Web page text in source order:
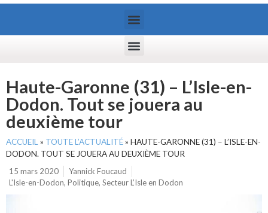
Haute-Garonne (31) – L’Isle-en-
Dodon. Tout se jouera au
deuxième tour
ACCUEIL » TOUTE L’ACTUALITÉ» HAUTE-GARONNE (31) – L’ISLE-EN-
DODON. TOUT SE JOUERA AU DEUXIÈME TOUR
15 mars 2020
Yannick Foucaud
L'Isle-en-Dodon, Politique, Secteur L’Isle en Dodon